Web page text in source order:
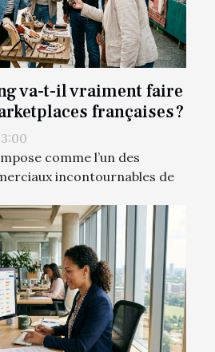
va-t-il vraiment faire
françaises ?
comme l’un des
incontournables de